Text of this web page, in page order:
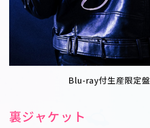
Blu-ray付生産限定盤
裏ジャケット